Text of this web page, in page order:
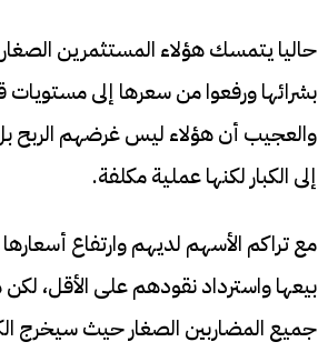
حاليا يتمسك هؤلاء المستثمرين الصغار
بشرائها ورفعوا من سعرها إلى مستويات
والعجيب أن هؤلاء ليس غرضهم الربح
إلى الكبار لكنها عملية مكلفة.
مع تراكم الأسهم لديهم وارتفاع
بيعها واسترداد نقودهم على الأقل،
جميع المضاربين الصغار حيث سيخرج